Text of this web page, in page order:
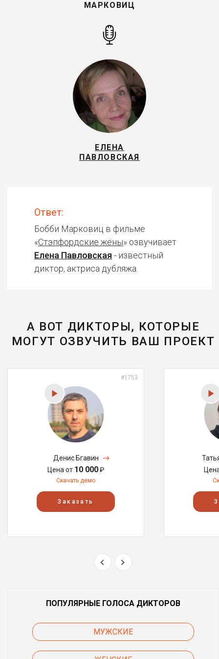
МАРКОВИЦ
ЕЛЕНА
ПАВЛОВСКАЯ
Ответ:
Бобби Марковиц в фильме
«Стэпфордские жёны» озвучивает
Елена Павловская - известный
диктор, актриса дубляжа.
А ВОТ ДИКТОРЫ, КОТОРЫЕ
МОГУТ ОЗВУЧИТЬ ВАШ ПРОЕКТ
#1753
Денис Бгавин
Цена от 10 000₽
Скачать демо
Заказать
ПОПУЛЯРНЫЕ ГОЛОСА ДИКТОРОВ
МУЖСКИЕ